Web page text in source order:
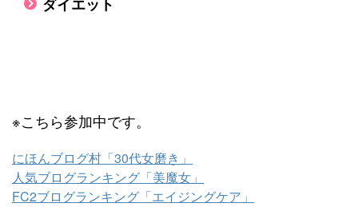
※こちら参加中です。
にほんブログ村「30代女磨き」
人気ブログランキング「美魔女」
FC2ブログランキング「エイジングケア」